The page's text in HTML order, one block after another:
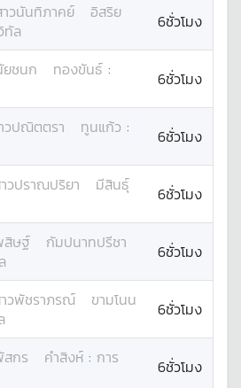
วนันทิภาคย์
อิสริย
ทัล 6ชั่วโมง
ยชนก ทองขันธ์ :
6ชั่วโมง
วปณิตตรา ทูนแก้ว :
6ชั่วโมง
วปราณปริยา
มีสินธุ์
6ชั่วโมง
ษฐ์
กัมปนาทปรีชา
6ชั่วโมง
วพัชราภรณ์
ขามโนน
6ชั่วโมง
กร คำสิงห์ : การ
6ชั่วโมง